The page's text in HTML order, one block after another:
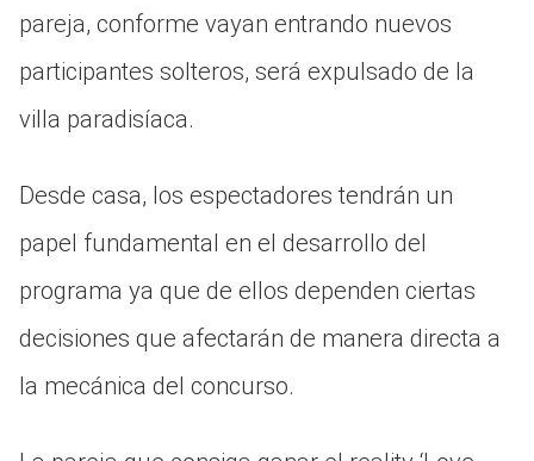
pareja, conforme vayan entrando nuevos
participantes solteros, será expulsado de la
villa paradisíaca.
Desde casa, los espectadores tendrán un
papel fundamental en el desarrollo del
programa ya que de ellos dependen ciertas
decisiones que afectarán de manera directa a
la mecánica del concurso.